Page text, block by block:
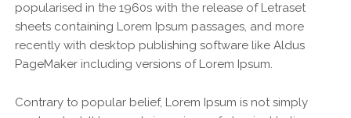
popularised in the 1960s with the release of Letraset
sheets containing Lorem Ipsum passages, and more
recently with desktop publishing software like Aldus
PageMaker including versions of Lorem Ipsum.
Contrary to popular belief, Lorem Ipsum is not simply